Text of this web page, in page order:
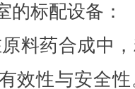
的标配设备：
药合成中，
效性与安全